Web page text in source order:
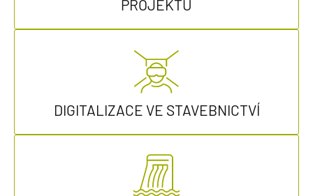
PROJEKTŮ
DIGITALIZACE VE STAVEBNICTVÍ